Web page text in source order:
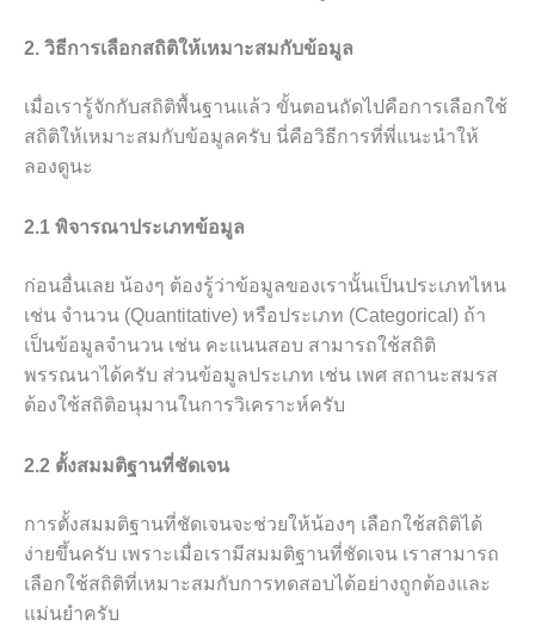
2. วิธีการเลือกสถิติให้เหมาะสมกับข้อมูล
เมื่อเรารู้จักกับสถิติพื้นฐานแล้ว ขั้นตอนถัดไปคือการเลือกใช้
สถิติให้เหมาะสมกับข้อมูลครับ นี่คือวิธีการที่พี่แนะนำให้
ลองดูนะ
2.1 พิจารณาประเภทข้อมูล
ก่อนอื่นเลย น้องๆ ต้องรู้ว่าข้อมูลของเรานั้นเป็นประเภทไหน
เช่น จำนวน (Quantitative) หรือประเภท (Categorical) ถ้า
เป็นข้อมูลจำนวน เช่น คะแนนสอบ สามารถใช้สถิติ
พรรณนาได้ครับ ส่วนข้อมูลประเภท เช่น เพศ สถานะสมรส
ต้องใช้สถิติอนุมานในการวิเคราะห์ครับ
2.2 ตั้งสมมติฐานที่ชัดเจน
การตั้งสมมติฐานที่ชัดเจนจะช่วยให้น้องๆ เลือกใช้สถิติได้
ง่ายขึ้นครับ เพราะเมื่อเรามีสมมติฐานที่ชัดเจน เราสามารถ
เลือกใช้สถิติที่เหมาะสมกับการทดสอบได้อย่างถูกต้องและ
แม่นยำครับ